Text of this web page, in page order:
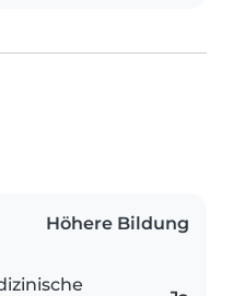
Höhere Bildung